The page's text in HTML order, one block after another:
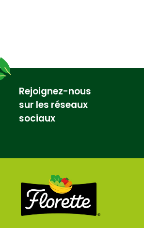
Rejoignez-nous
sur les réseaux
sociaux